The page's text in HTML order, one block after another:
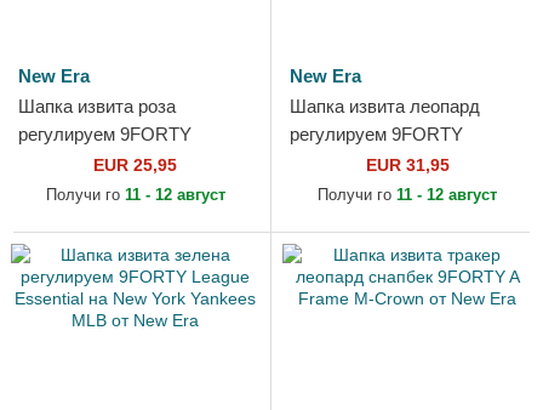
New Era
Шапка извита роза
регулируем 9FORTY
League Essential на New
York Yankees MLB от New
EUR 25,95
Получи го 11 - 12 август
New Era
Шапка извита леопард
регулируем 9FORTY
Leopard Cord на New York
Yankees MLB от New Era
EUR 31,95
Получи го 11 - 12 август